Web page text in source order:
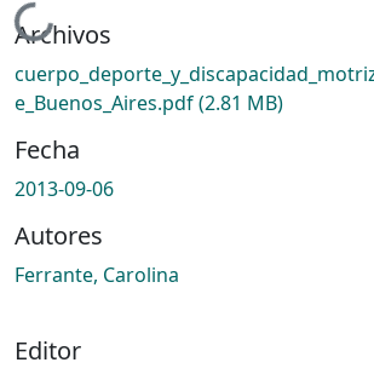
Cargando...
Archivos
e_Buenos_Aires.pdf(2.81 MB)
Fecha
2013-09-06
Autores
Ferrante, Carolina
Editor